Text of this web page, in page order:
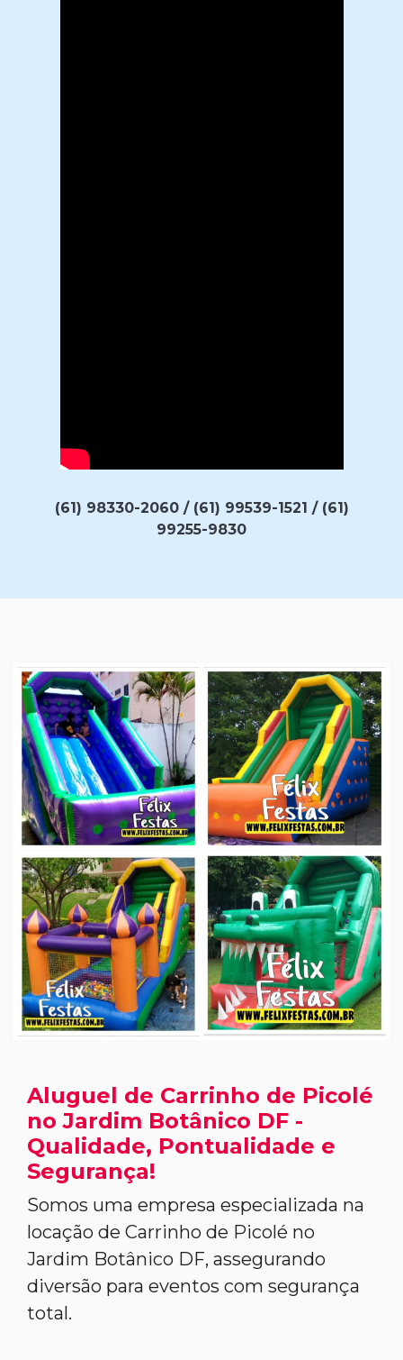
(61) 98330-2060 / (61) 99539-1521 / (61)
99255-9830
Aluguel de Carrinho de Picolé
no Jardim Botânico DF -
Qualidade, Pontualidade e
Segurança!
Somos uma empresa especializada na
locação de Carrinho de Picolé no
Jardim Botânico DF, assegurando
diversão para eventos com segurança
total.